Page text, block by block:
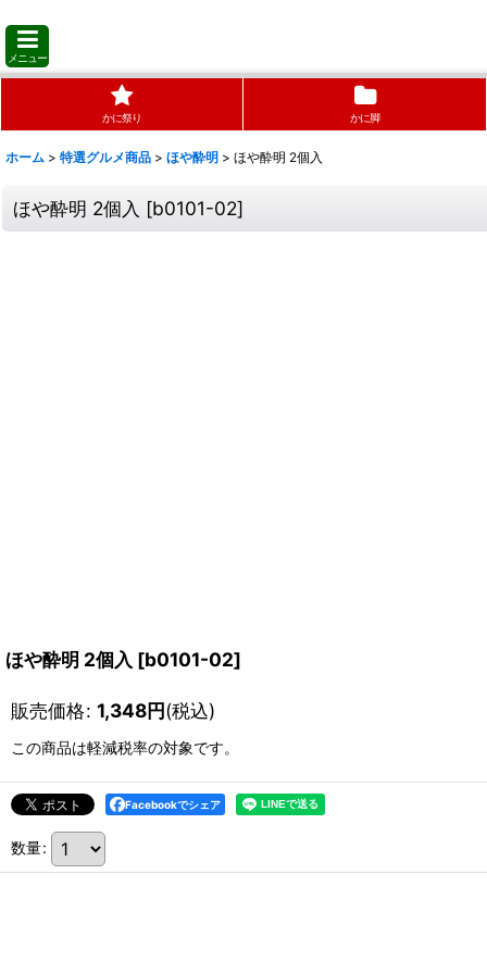
メニュー
かに祭り かに脚
ホーム > 特選グルメ商品 > ほや酔明 > ほや酔明 2個入
ほや酔明 2個入 [b0101-02]
ほや酔明 2個入 [b0101-02]
販売価格: 1,348円(税込)
この商品は軽減税率の対象です。
Facebookでシェア
数量: